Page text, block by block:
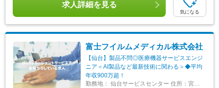
求人詳細を見る
気になる
富士フイルムメディカル株式会社
【仙台】製品不問◎医療機器サービスエンジ
ニア＜AI製品など最新技術に関わる＞◆平均
年収900万超！
勤務地： 仙台サービスセンター 住所：宮城県仙台市宮城野区鉄砲町西1-14 富士フイルム仙台ビル4F 受動喫煙対策：屋内全面禁煙 変更の範囲：会社の定める事業所（リモートワーク含む）